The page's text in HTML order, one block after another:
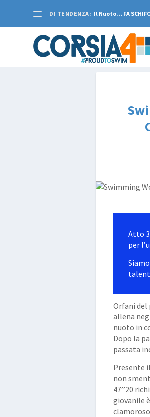
DI TENDENZA: Il Nuoto… FA SCHIFO
Atto
per
Orfani del
allena
nuoto in
Dopo la
passata
Presente
non
47’’20
giovanile